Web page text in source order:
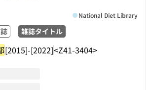
雑誌タイトル
[2015]-[2022]<Z41-3404>
National Diet Library